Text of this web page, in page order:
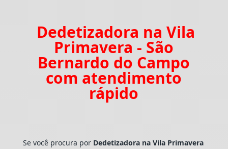
Dedetizadora na Vila
Primavera - São
Bernardo do Campo
com atendimento
rápido
Se você procura por Dedetizadora na Vila Primavera